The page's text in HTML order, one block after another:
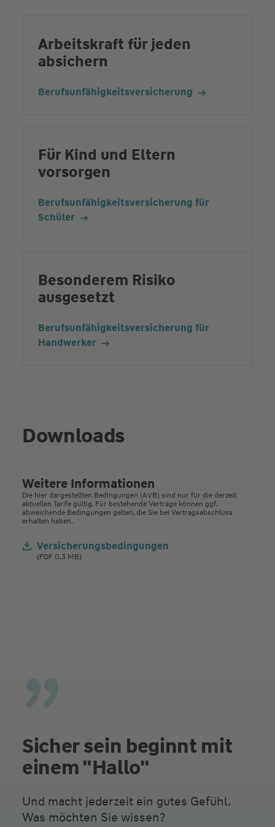
Arbeitskraft für jeden
absichern
Berufsunfähigkeits­versicherung
Für Kind und Eltern
vorsorgen
Berufsunfähigkeits­versicherung für
Schüler
Besonderem Risiko
ausgesetzt
Berufsunfähigkeits­versicherung für
Handwerker
Downloads
Weitere Informationen
Die hier dargestellten Bedingungen (AVB) sind nur für die derzeit
aktuellen Tarife gültig. Für bestehende Verträge können ggf.
abweichende Bedingungen gelten, die Sie bei Vertrags­abschluss
erhalten haben.
Versicherungsbedingungen
(PDF 0,3 MB)
Sicher sein beginnt mit
einem "Hallo"
Und macht jederzeit ein gutes Gefühl.
Was möchten Sie wissen?